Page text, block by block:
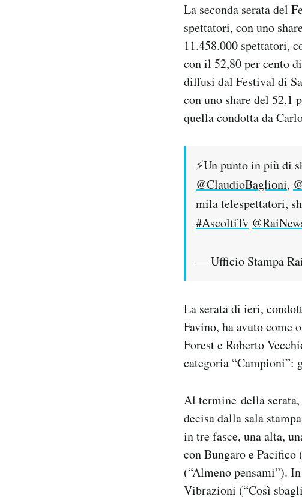
La seconda serata del
spettatori, con uno
11.458.000 spettatori,
con il 52,80 per cento
diffusi dal Festival di
con uno share del 52,1
quella condotta da
⚡️Un punto in più di
@ClaudioBaglioni,
mila telespettatori,
#AscoltiTv
— Ufficio Stampa
La serata di ieri,
Favino, ha avuto
Forest e Roberto
categoria “Campioni”:
Al termine della
decisa dalla sala
in tre fasce, una alta,
con Bungaro e Pacifico
(“Almeno pensami”).
Vibrazioni (“Così